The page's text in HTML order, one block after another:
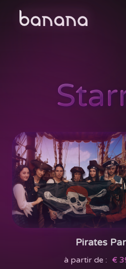
Pirates
à partir de : €